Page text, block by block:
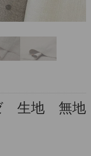
生地 無地